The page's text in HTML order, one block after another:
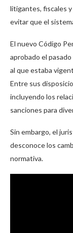
litigantes, fiscales
evitar que el
El nuevo Código
aprobado el
al que estaba
Entre sus
incluyendo los
sanciones para
Sin embargo, el
desconoce los
normativa.